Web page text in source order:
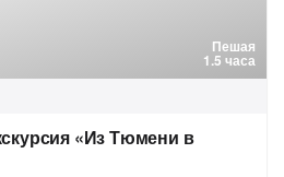
Пешая
1.5 часа
«Из Тюмени в